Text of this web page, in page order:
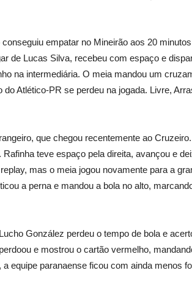
empatar no Mineirão aos 20
de Lucas Silva, recebeu com espaço e
na intermediária. O meia mandou um
Atlético-PR se perdeu na jogada. Livre,
que chegou recentemente ao
teve espaço pela direita, avançou e
mas o meia jogou novamente para a
a perna e mandou a bola no alto,
González perdeu o tempo de bola e
e mostrou o cartão vermelho,
equipe paranaense ficou com ainda menos